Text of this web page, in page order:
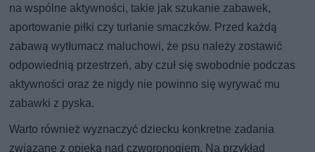
na wspólne aktywności, takie jak szukanie zabawek,
aportowanie piłki czy turlanie smaczków. Przed każdą
zabawą wytłumacz maluchowi, że psu należy zostawić
odpowiednią przestrzeń, aby czuł się swobodnie podczas
aktywności oraz że nigdy nie powinno się wyrywać mu
zabawki z pyska.
Warto również wyznaczyć dziecku konkretne zadania
związane z opieką nad czworonogiem. Na przykład